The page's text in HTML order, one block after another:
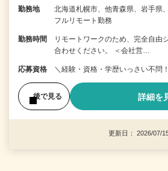
勤務地
北海道札幌市、他青森県、岩手
フルリモート勤務
勤務時間
リモートワークのため、完全自由
合わせください。 ＜会社営…
応募資格 ＼経験・資格・学歴いっさい不問
後で見る 詳細を
更新日： 2026/07/